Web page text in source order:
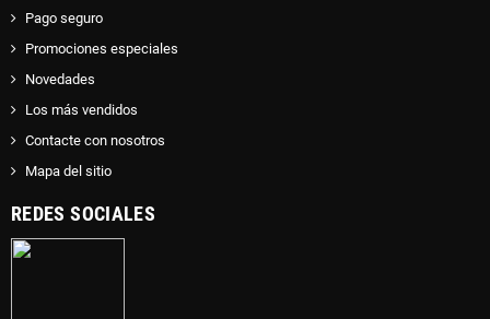
Pago seguro
Promociones especiales
Novedades
Los más vendidos
Contacte con nosotros
Mapa del sitio
REDES SOCIALES